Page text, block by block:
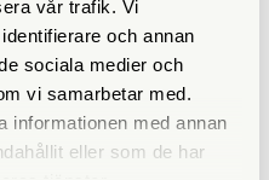
vår trafik. Vi
och annan
sociala medier och
vi samarbetar med.
informationen med annan
eller som de har